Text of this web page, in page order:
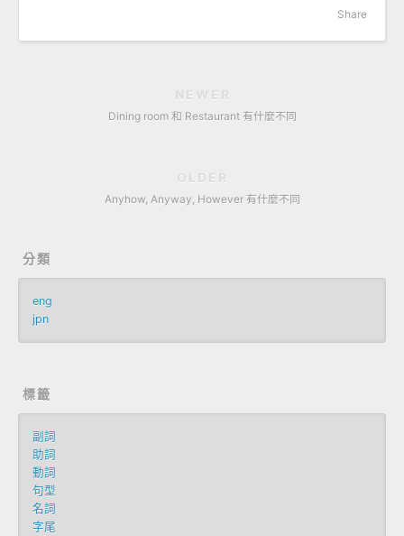
Share
NEWER
Dining room 和 Restaurant 有什麼不同
OLDER
Anyhow, Anyway, However 有什麼不同
分類
eng
jpn
標籤
副詞
助詞
動詞
句型
名詞
字尾